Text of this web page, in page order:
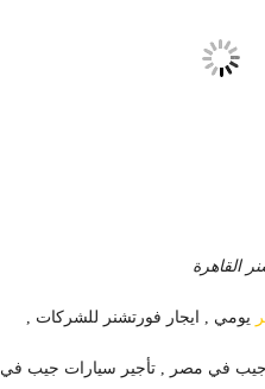
القاهرة
يومي , ايجار فورتشنر للشركات ,
في مصر , تأجير سيارات جيب في